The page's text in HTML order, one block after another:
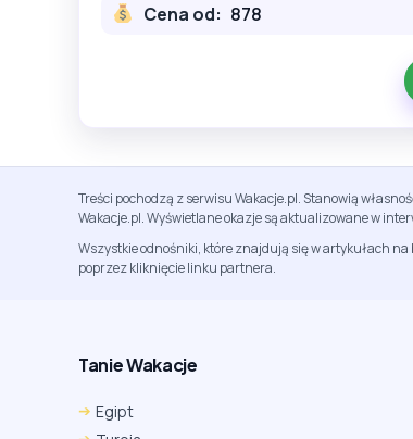
Cena od: 878
Treści pochodzą z serwisu Wakacje.pl. Stanowią
Wakacje.pl. Wyświetlane okazje są aktualizowane w
Wszystkie odnośniki, które znajdują się w artykułach
poprzez kliknięcie linku partnera.
Tanie Wakacje
Egipt